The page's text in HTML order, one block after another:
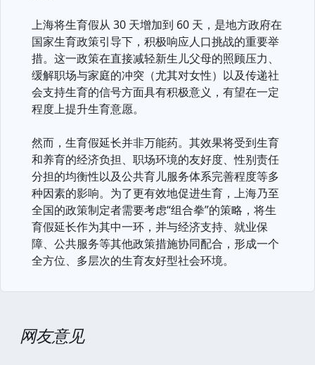
上海将生育假从 30 天增加到 60 天，是地方政府在
国家生育政策引导下，积极响应人口挑战的重要举
措。这一政策在直接减轻新生儿父母的照顾压力、
缓解职场与家庭的冲突（尤其对女性）以及传递社
会支持生育的信号方面具有积极意义，有望在一定
程度上提升生育意愿。
然而，生育假延长并非万能药。其效果将受到生育
和养育的经济负担、职场环境的友好度、性别责任
分担的均衡性以及公共育儿服务体系完善程度等多
种因素的影响。为了更有效地促进生育，上海乃至
全国的政策制定者需要考虑“组合拳”的策略，将生
育假延长作为其中一环，并与经济支持、就业保
障、公共服务等其他政策措施协同配合，形成一个
全方位、多层次的生育友好型社会环境。
网友意见